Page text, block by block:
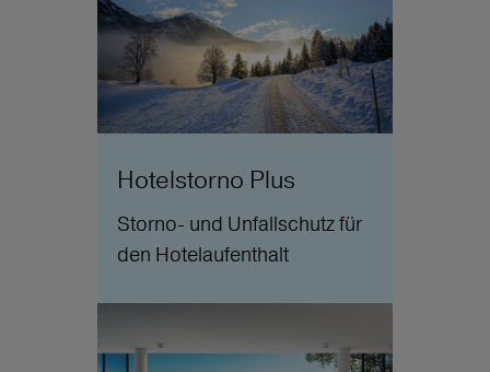
Hotelstorno Plus
Storno- und Unfallschutz für
den Hotelaufenthalt